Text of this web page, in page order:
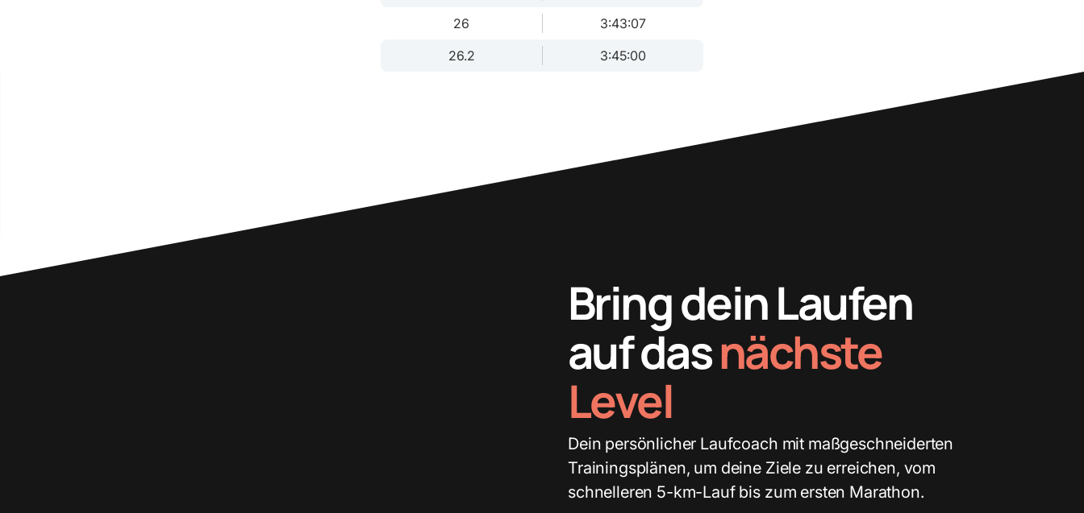
26
3:43:07
26.2
3:45:00
Bring dein Laufen
auf dasnächste
Level
Dein persönlicher Laufcoach mit maßgeschneiderten
Trainingsplänen, um deine Ziele zu erreichen, vom
schnelleren 5-km-Lauf bis zum ersten Marathon.